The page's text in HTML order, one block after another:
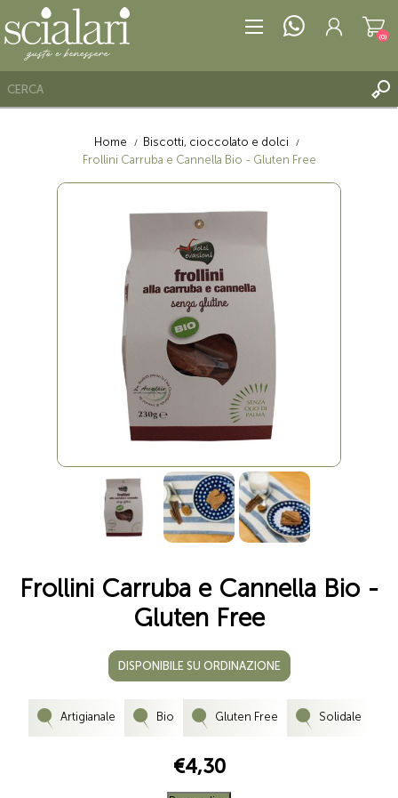
REGISTRATI
ACCESSO
LISTA DEI DESIDERI (0)
(0)
Home
Biscotti, cioccolato e dolci
Frollini Carruba e Cannella Bio - Gluten Free
Frollini Carruba e Cannella Bio -
Gluten Free
DISPONIBILE SU ORDINAZIONE
Artigianale Bio Gluten Free Solidale
€4,30